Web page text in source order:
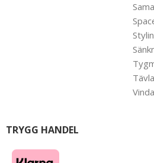
TRYGG HANDEL